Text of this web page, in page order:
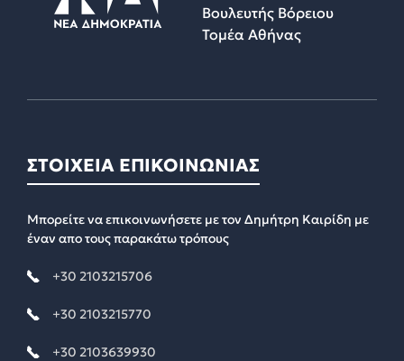
Βουλευτής Βόρειου
Τομέα Αθήνας
ΣΤΟΙΧΕΙΑ ΕΠΙΚΟΙΝΩΝΙΑΣ
Μπορείτε να επικοινωνήσετε με τον Δημήτρη Καιρίδη με
έναν απο τους παρακάτω τρόπους
+30 2103215706
+30 2103215770
+30 2103639930